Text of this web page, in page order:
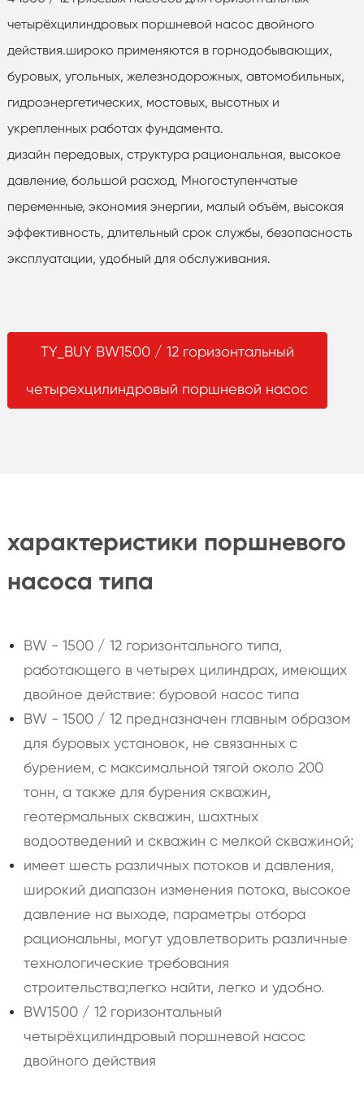
четырёхцилиндровых поршневой насос двойного
действия.широко применяются в горнодобывающих,
буровых, угольных, железнодорожных, автомобильных,
гидроэнергетических, мостовых, высотных и
укрепленных работах фундамента.
дизайн передовых, структура рациональная, высокое
давление, большой расход, Многоступенчатые
переменные, экономия энергии, малый объём, высокая
эффективность, длительный срок службы, безопасность
эксплуатации, удобный для обслуживания.
TY_BUY BW1500 / 12 горизонтальный
четырехцилиндровый поршневой насос
характеристики поршневого
насоса типа
BW - 1500 / 12 горизонтального типа,
работающего в четырех цилиндрах, имеющих
двойное действие: буровой насос типа
BW - 1500 / 12 предназначен главным образом
для буровых установок, не связанных с
бурением, с максимальной тягой около 200
тонн, а также для бурения скважин,
геотермальных скважин, шахтных
водоотведений и скважин с мелкой скважиной;
имеет шесть различных потоков и давления,
широкий диапазон изменения потока, высокое
давление на выходе, параметры отбора
рациональны, могут удовлетворить различные
технологические требования
строительства;легко найти, легко и удобно.
BW1500 / 12 горизонтальный
четырёхцилиндровый поршневой насос
двойного действия